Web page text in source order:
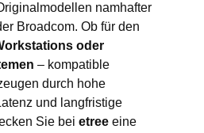
namhafter
Broadcom. Ob für den
oder
– kompatible
durch hohe
und langfristige
Sie bei etree eine